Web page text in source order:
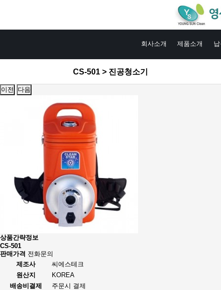
회사소개 제품소개
CS-501 > 진공청소기
이전 다음
상품간략정보
CS-501
판매가격 전화문의
제조사
씨에스테크
원산지
KOREA
배송비결제
주문시 결제